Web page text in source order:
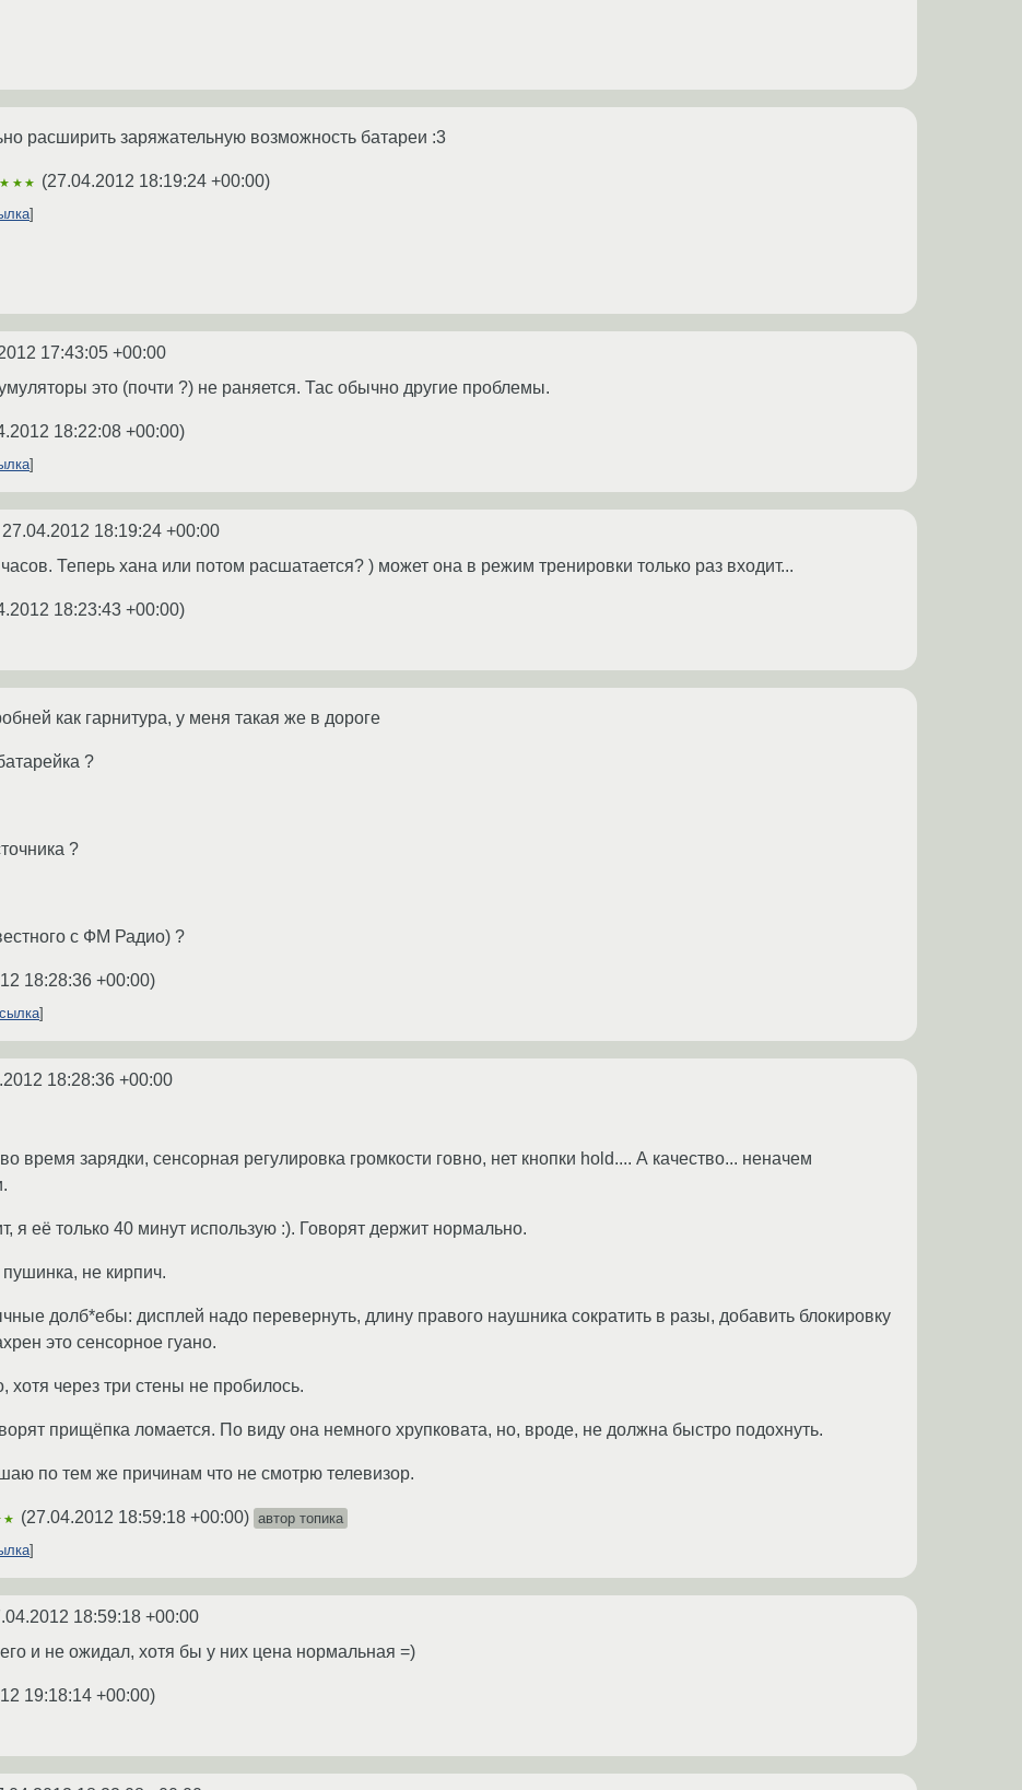
расширить заряжательную возможность батареи :3
(27.04.2012 18:19:24 +00:00)
17:43:05 +00:00
это (почти ?) не раняется. Тас обычно другие проблемы.
18:22:08 +00:00)
27.04.2012 18:19:24 +00:00
Теперь хана или потом расшатается? ) может она в режим тренировки только раз входит...
18:23:43 +00:00)
как гарнитура, у меня такая же в дороге
?
?
с ФМ Радио) ?
18:28:36 +00:00)
18:28:36 +00:00
время зарядки, сенсорная регулировка громкости говно, нет кнопки hold.... А качество... неначем
я её только 40 минут использую :). Говорят держит нормально.
не кирпич.
долб*ебы: дисплей надо перевернуть, длину правого наушника сократить в разы, добавить блокировку
это сенсорное гуано.
хотя через три стены не пробилось.
прищёпка ломается. По виду она немного хрупковата, но, вроде, не должна быстро подохнуть.
по тем же причинам что не смотрю телевизор.
(27.04.2012 18:59:18 +00:00) автор топика
18:59:18 +00:00
и не ожидал, хотя бы у них цена нормальная =)
19:18:14 +00:00)